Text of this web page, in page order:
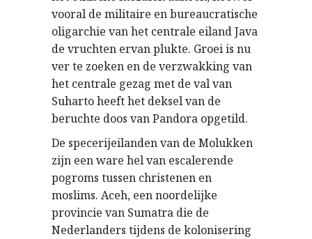
vooral de militaire en bureaucratische
oligarchie van het centrale eiland Java
de vruchten ervan plukte. Groei is nu
ver te zoeken en de verzwakking van
het centrale gezag met de val van
Suharto heeft het deksel van de
beruchte doos van Pandora opgetild.
De specerijeilanden van de Molukken
zijn een ware hel van escalerende
pogroms tussen christenen en
moslims. Aceh, een noordelijke
provincie van Sumatra die de
Nederlanders tijdens de kolonisering